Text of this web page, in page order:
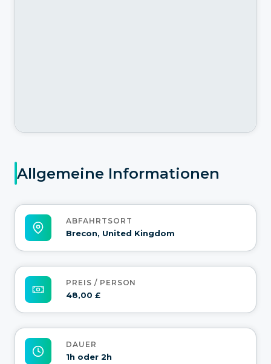
Allgemeine Informationen
ABFAHRTSORT
Brecon, United Kingdom
PREIS / PERSON
48,00 £
DAUER
1h oder 2h